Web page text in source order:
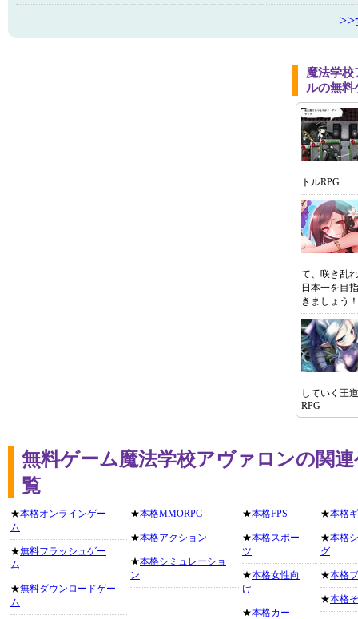
魔法学校
ルの無料
トルRPG
て、咲き乱
日本一を目
きましょう！
していく王
RPG
無料ゲーム魔法学校アヴァロンの関
覧
★本格オンラインゲー
ム
★無料フラッシュゲー
ム
★無料ダウンロードゲー
ム
★本格MMORPG
★本格アクション
★本格シミュレーショ
ン
★本格FPS
★本格スポー
ツ
★本格女性向
け
★本格カー
★本格
★本格
グ
★本格
★本格